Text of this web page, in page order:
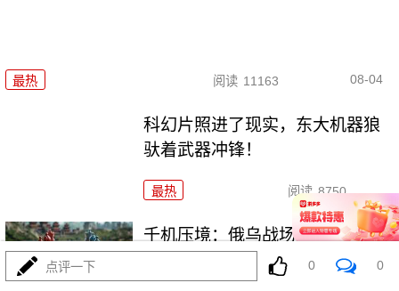
最热 阅读 11163 08-04
科幻片照进了现实，东大机器狼
驮着武器冲锋！
最热 阅读 8750
千机压境：俄乌战场上的\"蜂群
\"博弈与东大启示
点评一下 0 0